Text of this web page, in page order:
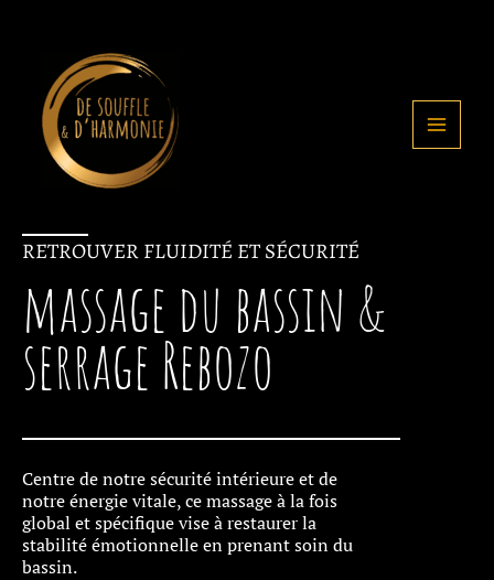
RETROUVER FLUIDITÉ ET SÉCURITÉ
massage du bassin &
serrage Rebozo
Centre de notre sécurité intérieure et de
notre énergie vitale, ce massage à la fois
global et spécifique vise à restaurer la
stabilité émotionnelle en prenant soin du
bassin.